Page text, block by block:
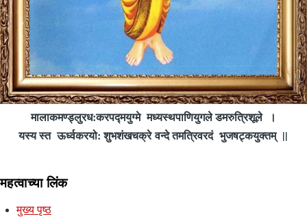
मालाकमण्ड्लुरध:करपद्मयुग्मे मध्यस्थपाणियुगले डमरुत्रिशूले ।
यस्य स्त ऊर्ध्वकरयो: शुभशंखचक्रे वन्दे तमत्रिवरदं भुजषट्कयुक्तम् ||
महत्वाच्या लिंक
मुख्य पृष्ठ